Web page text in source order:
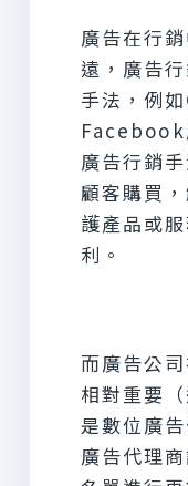
廣告在行
遠，廣告
手法，例
廣告行銷
顧客購買
護產品或
利。
而廣告公
相對重要
是數位廣
廣告代理